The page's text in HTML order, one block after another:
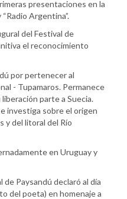
presentaciones en la
Argentina”.
del Festival de
el reconocimiento
por pertenecer al
- Tupamaros. Permanece
parte a Suecia.
investiga sobre el origen
y del litoral del Río
en Uruguay y
Paysandú declaró al día
del poeta) en homenaje a